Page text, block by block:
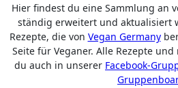
Hier findest du eine Sammlung an veganen Rezepten, welche
ständig erweitert und aktualisiert
Rezepte, die von Vegan Germany
Seite für Veganer. Alle Rezepte
du auch in unserer Facebook-